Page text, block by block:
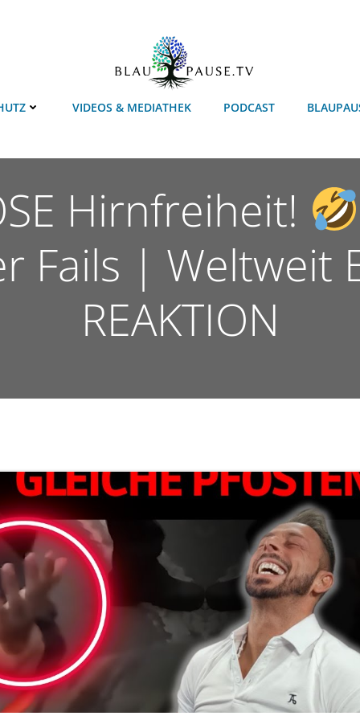
VIDEOS & MEDIATHEK PODCAST
Hirnfreiheit!
Fails | Weltweit
REAKTION